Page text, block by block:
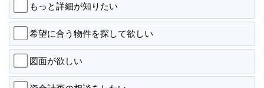
もっと詳細が知りたい
希望に合う物件を探して欲しい
図面が欲しい